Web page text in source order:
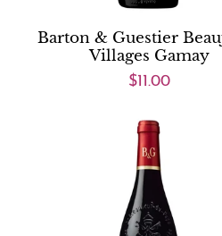
Barton & Guestier
Villages Gamay
$11.00